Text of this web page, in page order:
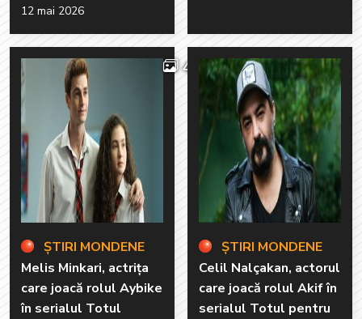
12 mai 2026
4
ȘTIRI MONDENE
Melis Minkari, actrița
care joacă rolul Aybike
în serialul Totul
ȘTIRI MONDENE
Celil Nalçakan, actorul
care joacă rolul Akif în
serialul Totul pentru